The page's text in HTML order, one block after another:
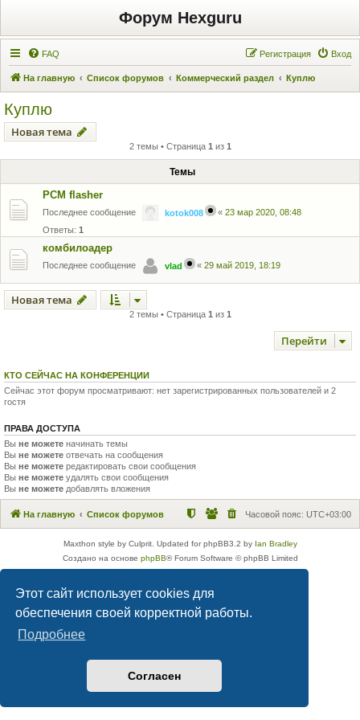
Этот сайт использует cookies для
обеспечения своей корректной работы.
Подробнее
Согласен
Форум Hexguru
FAQ Вход
Регистрация
На главную Список форумов Коммерческий раздел Куплю
Куплю
Новая тема
2 темы • Страница 1 из 1
Темы
PCM flasher
Последнее сообщение kotok008 « 23 мар 2020, 08:48
Ответы: 1
комбилоадер
Последнее сообщение vlad « 29 май 2019, 18:19
Новая тема
2 темы • Страница 1 из 1
Перейти
КТО СЕЙЧАС НА КОНФЕРЕНЦИИ
Сейчас этот форум просматривают: нет зарегистрированных пользователей и 2
гостя
ПРАВА ДОСТУПА
Вы не можете начинать темы
Вы не можете отвечать на сообщения
Вы не можете редактировать свои сообщения
Вы не можете удалять свои сообщения
Вы не можете добавлять вложения
На главную Список форумов Часовой пояс: UTC+03:00
Maxthon style by Culprit. Updated for phpBB3.2 by Ian Bradley
Создано на основе phpBB® Forum Software © phpBB Limited
Конфиденциальность